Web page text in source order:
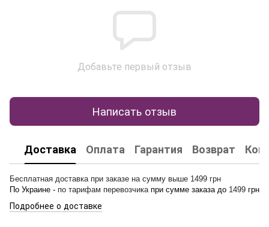
Добавьте первый отзыв
Написать отзыв
Доставка Оплата Гарантия Возврат
Бесплатная доставка при заказе на сумму выше 1499 грн
По Украине - по тарифам перевозчика при сумме заказа до 1499 грн
Подробнее о доставке